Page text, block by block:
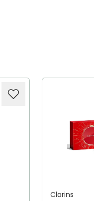
Clarins